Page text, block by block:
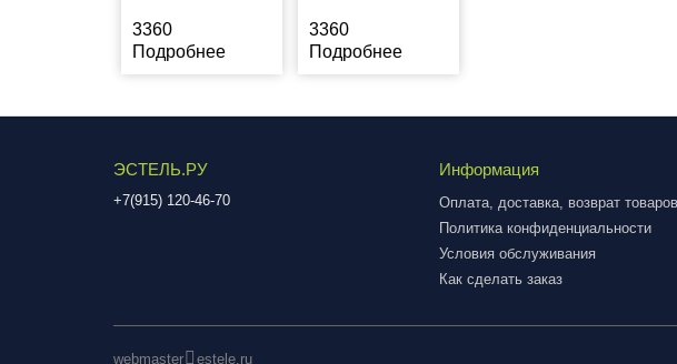
3360
Подробнее
3360
Подробнее
ЭСТЕЛЬ.РУ
+7(915) 120-46-70
Информация
Оплата, доставка, возврат товаров
Политика конфиденциальности
Условия обслуживания
Как сделать заказ
webmaster estele.ru